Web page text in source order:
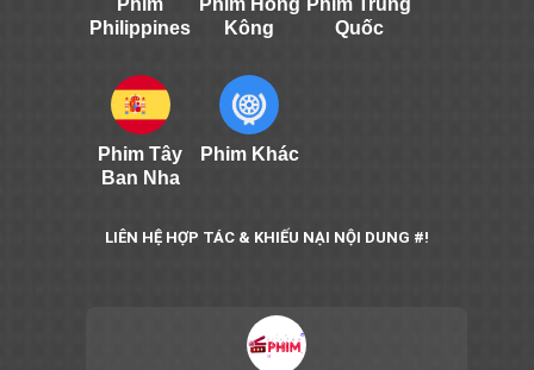
Philippines
Kông
Quốc
Phim Tây
Ban Nha
Phim Khác
LIÊN HỆ HỢP TÁC & KHIẾU NẠI NỘI DUNG #!